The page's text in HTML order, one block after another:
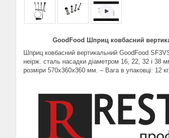
GoodFood Шприц ковбасний
Шприц ковбасний вертикальний GoodFood
неірж. сталь насадки діаметром 16, 22, 32 і 38
розміри 570х360х360 мм. – Вага в упаковці: 12 кг.